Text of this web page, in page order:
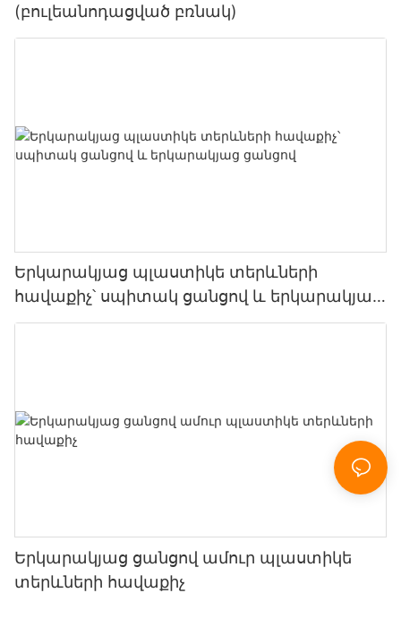
(բուլեանոդացված բռնակ)
Երկարակյաց պլաստիկե տերևների
հավաքիչ՝ սպիտակ ցանցով և երկարակյաց
ցանցով
Երկարակյաց ցանցով ամուր պլաստիկե
տերևների հավաքիչ